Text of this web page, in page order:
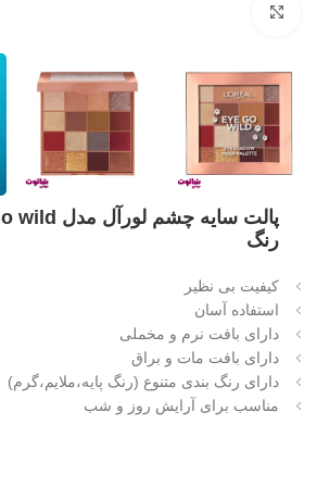
رنگ
کیفیت بی نظیر
استفاده آسان
دارای بافت نرم و مخملی
دارای بافت مات و براق
دارای رنگ بندی متنوع (رنگ پایه،ملایم،گرم)
مناسب برای آرایش روز و شب